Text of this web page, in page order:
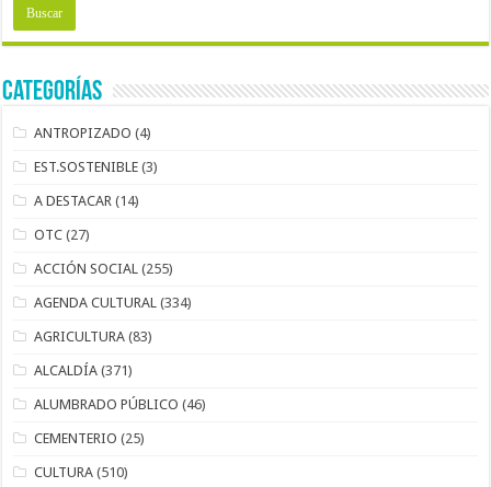
Categorías
ANTROPIZADO (4)
EST.SOSTENIBLE (3)
A DESTACAR (14)
OTC (27)
ACCIÓN SOCIAL (255)
AGENDA CULTURAL (334)
AGRICULTURA (83)
ALCALDÍA (371)
ALUMBRADO PÚBLICO (46)
CEMENTERIO (25)
CULTURA (510)